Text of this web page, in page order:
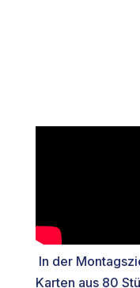
In der
Karten aus 80